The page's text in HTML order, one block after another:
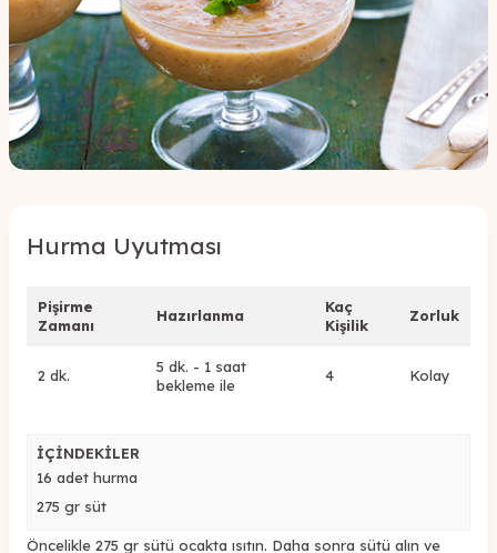
Hurma Uyutması
Pişirme
Zamanı
Hazırlanma
Kaç
Kişilik
Zorluk
2 dk.
5 dk. - 1 saat
bekleme ile
4 Kolay
İÇİNDEKİLER
16 adet hurma
275 gr süt
Öncelikle 275 gr sütü ocakta ısıtın. Daha sonra sütü alın ve